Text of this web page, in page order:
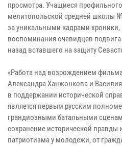
просмотра. Учащиеся
мелитопольской средней школы
за уникальными кадрами
воспоминания очевидцев подвига
назад вставшего на защиту
«Работа над возрождением
Александра Ханжонкова и
в поддержании исторической
является первым русским
грандиозными батальными
сохранение исторической правды
патриотизма у молодежи, от